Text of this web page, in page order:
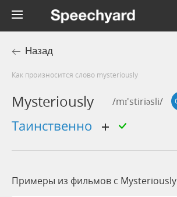
Назад
Как произносится слово mysteriously
Mysteriously /mɪ'stiriəsli/
таинственно
Примеры из фильмов c Mysteriously